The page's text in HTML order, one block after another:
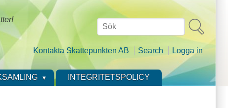
Sök
Kontakta Skattepunkten AB Search Logga in
INTEGRITETSPOLICY